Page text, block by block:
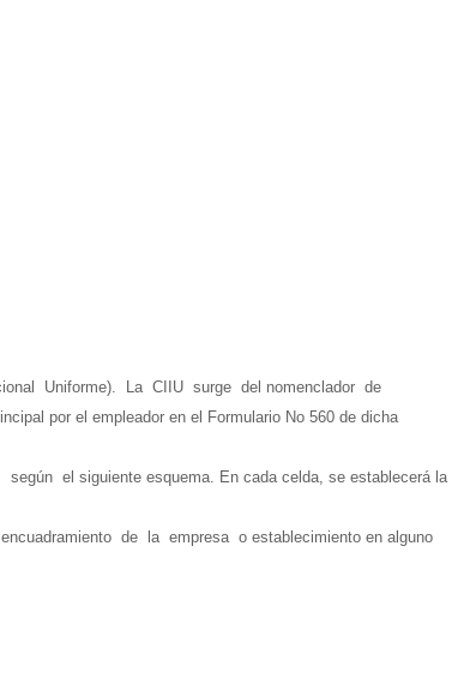
Uniforme). La CIIU surge del nomenclador de
por el empleador en el Formulario No 560 de dicha
el siguiente esquema. En cada celda, se establecerá la
de la empresa o establecimiento en alguno